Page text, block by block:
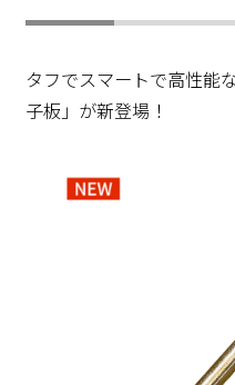
タフでスマートで高性能
子板」が新登場！